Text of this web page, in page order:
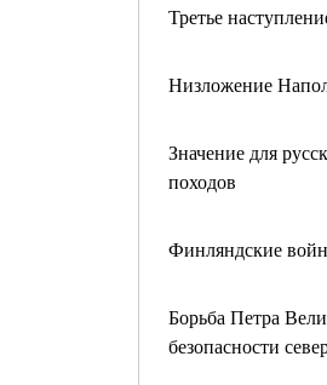
Третье
Низложение
Значение для
походов
Финляндские
Борьба Петра
безопасности